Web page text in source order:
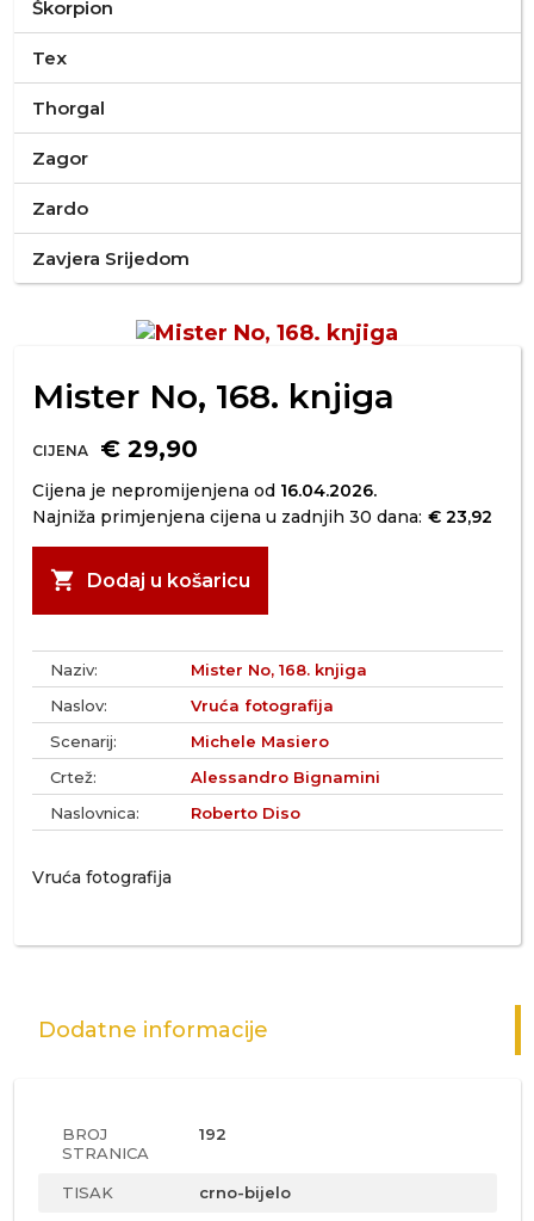
Škorpion
Tex
Thorgal
Zagor
Zardo
Zavjera Srijedom
Mister No, 168. knjiga
CIJENA € 29,90
Cijena je nepromijenjena od 16.04.2026.
Najniža primjenjena cijena u zadnjih 30 dana: € 23,92
shopping_cart Dodaj u košaricu
Naziv:
Mister No, 168. knjiga
Naslov:
Vruća fotografija
Scenarij:
Michele Masiero
Crtež:
Alessandro Bignamini
Naslovnica:
Roberto Diso
Vruća fotografija
Dodatne informacije
BROJ
STRANICA
192
TISAK crno-bijelo